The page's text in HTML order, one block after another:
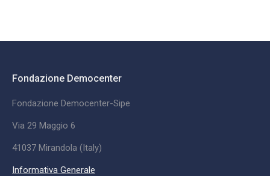
Fondazione Democenter
Fondazione Democenter-Sipe
Via 29 Maggio 6
41037 Mirandola (Italy)
Informativa Generale